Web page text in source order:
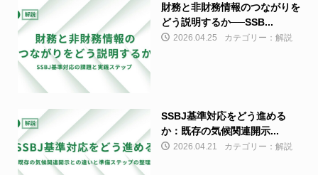
財務と非財務情報のつながりを
どう説明するか──SSB...
2026.04.25 カテゴリー：解説
SSBJ基準対応をどう進める
か：既存の気候関連開示...
2026.04.21 カテゴリー：解説